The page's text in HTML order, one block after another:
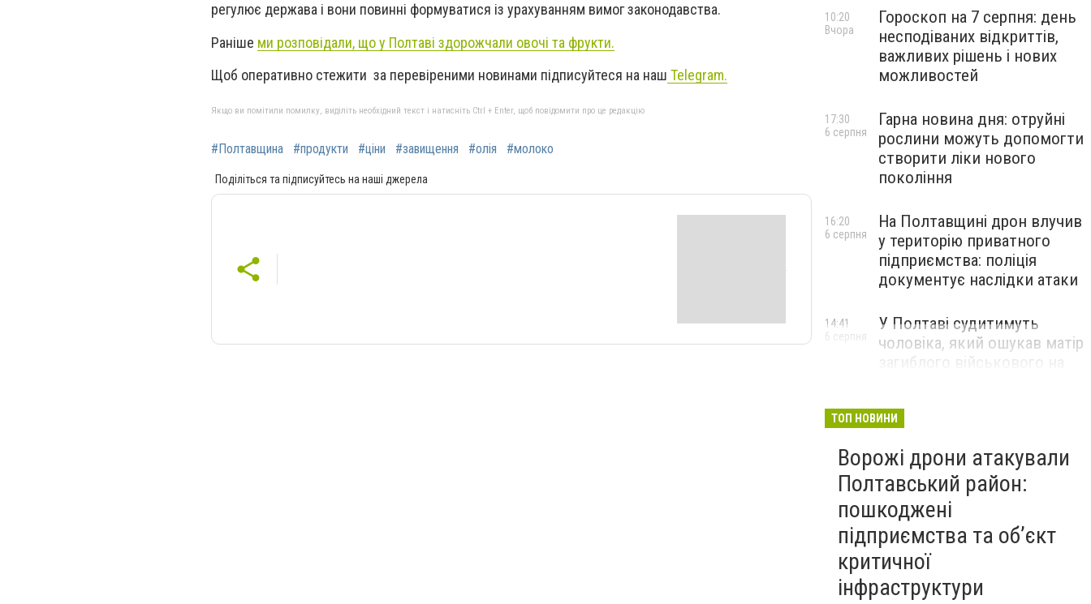
регулює держава і вони повинні формуватися із урахуванням вимог законодавства.
Раніше ми розповідали, що у Полтаві здорожчали овочі та фрукти.
Щоб оперативно стежити за перевіреними новинами підписуйтеся на наш Telegram.
Якщо ви помітили помилку, виділіть необхідний текст і натисніть Ctrl + Enter, щоб повідомити про це редакцію
#Полтавщина #продукти #ціни #завищення #олія #молоко
Поділіться та підписуйтесь на наші джерела
Гороскоп на 7 серпня: день
несподіваних відкриттів,
важливих рішень і нових
можливостей
10:20
Вчора
Гарна новина дня: отруйні
рослини можуть допомогти
створити ліки нового
покоління
17:30
6 серпня
На Полтавщині дрон влучив
у територію приватного
підприємства: поліція
документує наслідки атаки
16:20
6 серпня
У Полтаві судитимуть
чоловіка, який ошукав матір
загиблого військового на
14:41
6 серпня
ТОП НОВИНИ
Ворожі дрони атакували
Полтавський район:
пошкоджені
підприємства та об’єкт
критичної
інфраструктури